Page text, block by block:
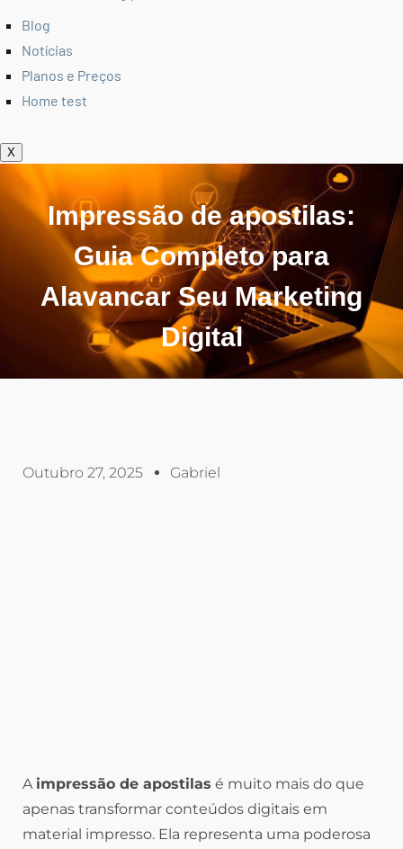
Blog
Notícias
Planos e Preços
Home test
X
Impressão de apostilas:
Guia Completo para
Alavancar Seu Marketing
Digital
Outubro 27, 2025 Gabriel
A impressão de apostilas é muito mais do que
apenas transformar conteúdos digitais em
material impresso. Ela representa uma poderosa